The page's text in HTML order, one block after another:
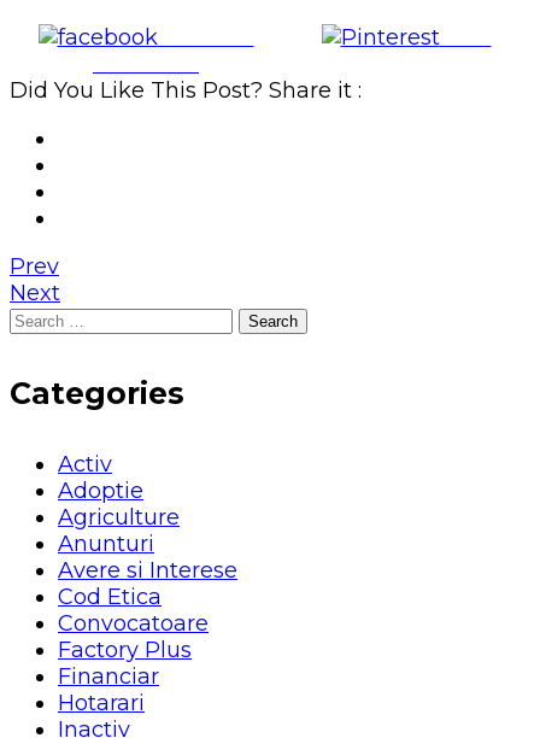
Share on
Save
Did You Like This Post? Share it :
Prev
Next
Search
Categories
Activ
Adoptie
Agriculture
Anunturi
Avere si Interese
Cod Etica
Convocatoare
Factory Plus
Financiar
Hotarari
Inactiv